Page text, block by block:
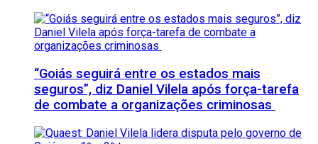
“Goiás seguirá entre os estados mais
seguros”, diz Daniel Vilela após força-tarefa
de combate a organizações criminosas